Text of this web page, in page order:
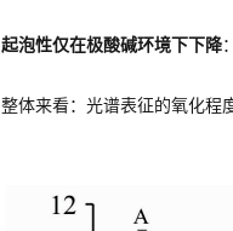
起泡性仅在极酸碱环境下下降
整体来看：光谱表征的氧化程